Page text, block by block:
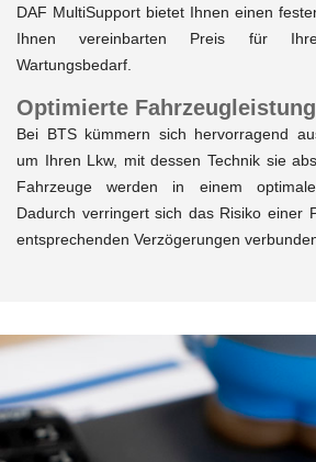
DAF MultiSupport bietet Ihnen einen
Ihnen vereinbarten Preis für
Wartungsbedarf.
Optimierte
Bei BTS kümmern sich hervorragend
um Ihren Lkw, mit dessen Technik sie
Fahrzeuge werden in einem
Dadurch verringert sich das Risiko einer
entsprechenden Verzögerungen